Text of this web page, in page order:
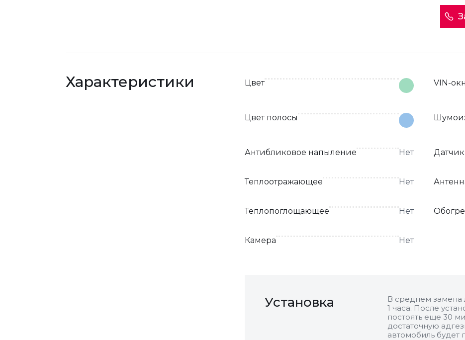
Характеристики Цвет VIN-
Цвет полосы
Антибликовое напыление Нет
Теплоотражающее Нет
Теплопоглощающее Нет
Камера Нет
Установка
В среднем замена
1 часа. После
постоять еще 30
достаточную
автомобиль будет